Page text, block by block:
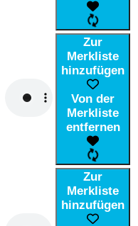
Zur
Merkliste
hinzufügen
Von der
Merkliste
entfernen
Zur
Merkliste
hinzufügen